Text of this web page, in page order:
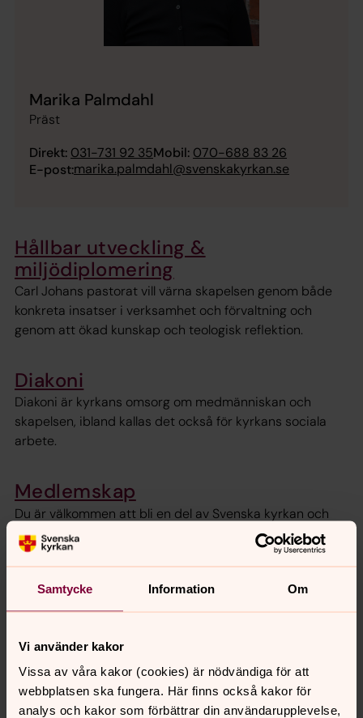
Samtycke Information Om
Vi använder kakor
Vissa av våra kakor (cookies) är nödvändiga för att
webbplatsen ska fungera. Här finns också kakor för
analys och kakor som förbättrar din användarupplevelse,
Marika Palmdahl
Präst
Direkt: 031-731 92 35Mobil: 070-688 83 26
E-post:marika.palmdahl@svenskakyrkan.se
Hållbar utveckling &
miljödiplomering
Carl Johans pastorat vill värna skapelsen genom både
konkreta insatser i verksamhet och förvaltning och
genom att ökad kunskap och teologisk reflektion.
Diakoni
Diakoni är kyrkans omsorg om medmänniskan och
skapelsen, ibland kallas det också för kyrkans sociala
arbete.
Medlemskap
Du är välkommen att bli en del av Svenska kyrkan och
vår gemenskap oavsett vem du är. Här finns alltid en
plats för dig.
Församlingsråd
vilket är lokalt baserat i pastoratets församlingar.
Personal